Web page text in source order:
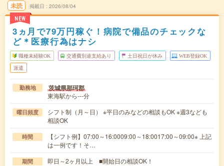
未読
NEW
掲載日 2026/08/04
3ヵ月で79万円稼ぐ！病院で備品のチェックな
ど＊医療行為はナシ
職種未経験OK 交通費別途支給あり 土日祝日が休み WEB登録OK
派遣
勤務地 茨城県那珂郡
東海駅から---分
曜日頻度
シフト制（月～日） ※平日のみなどの相談もOK ※週3なども
相談OK
時間
【シフト例】07:00～16:0009:00～18:0017:00～09:00※ 上記
は一例です！そ…
期間 即日～2ヶ月以上 ■開始日の相談OK！